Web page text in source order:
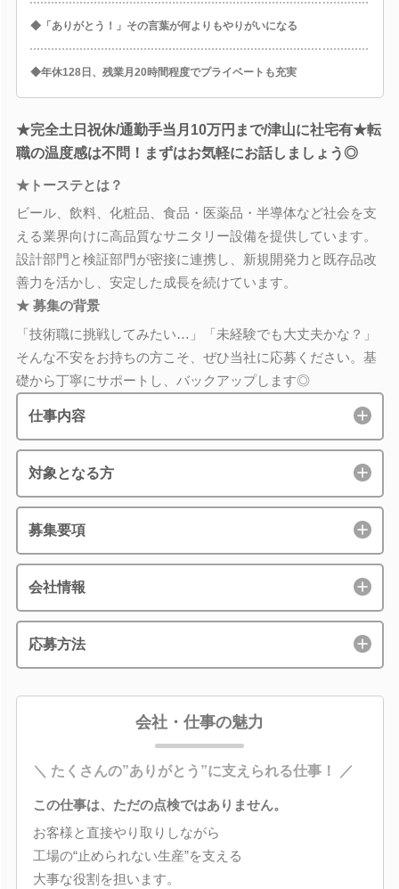
◆「ありがとう！」その言葉が何よりもやりがいになる
◆年休128日、残業月20時間程度でプライベートも充実
★完全土日祝休/通勤手当月10万円まで/津山に社宅有★転
職の温度感は不問！まずはお気軽にお話しましょう◎
★トーステとは？
ビール、飲料、化粧品、食品・医薬品・半導体など社会を支
える業界向けに高品質なサニタリー設備を提供しています。
設計部門と検証部門が密接に連携し、新規開発力と既存品改
善力を活かし、安定した成長を続けています。
★ 募集の背景
「技術職に挑戦してみたい…」「未経験でも大丈夫かな？」
そんな不安をお持ちの方こそ、ぜひ当社に応募ください。基
礎から丁寧にサポートし、バックアップします◎
仕事内容
対象となる方
募集要項
会社情報
応募方法
会社・仕事の魅力
＼ たくさんの”ありがとう”に支えられる仕事！ ／
この仕事は、ただの点検ではありません。
お客様と直接やり取りしながら
工場の“止められない生産”を支える
大事な役割を担います。